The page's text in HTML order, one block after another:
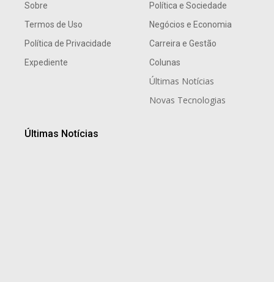
Sobre
Termos de Uso
Política de Privacidade
Expediente
Política e Sociedade
Negócios e Economia
Carreira e Gestão
Colunas
Últimas Notícias
Novas Tecnologias
Últimas Notícias